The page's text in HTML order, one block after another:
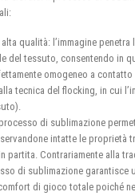
qualità: l’immagine penetra
del tessuto, consentendo in
omogeneo a contatto
tecnica del flocking, in cui
di sublimazione
intatte le proprietà
partita. Contrariamente alla
di sublimazione garantisce
di gioco totale poiché